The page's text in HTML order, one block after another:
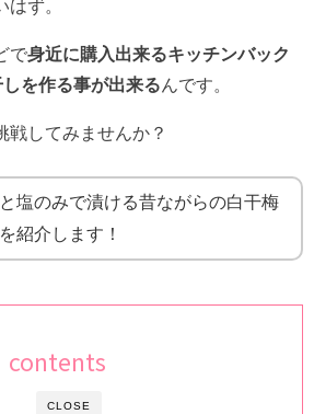
ず。
で身近に購入出来るキッチンバック
を作る事が出来るんです。
戦してみませんか？
塩のみで漬ける昔ながらの白干梅
紹介します！
CLOSE
contents